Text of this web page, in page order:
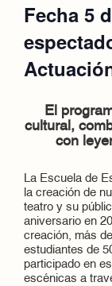
Fecha 5
El
cultural,
con
La Escuela de
la creación de
teatro y su
aniversario en
creación, más
estudiantes de
participado en
escénicas a